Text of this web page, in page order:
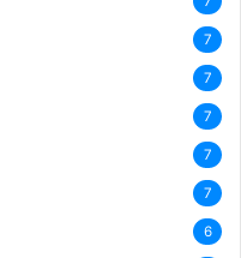
7
7
7
7
7
6